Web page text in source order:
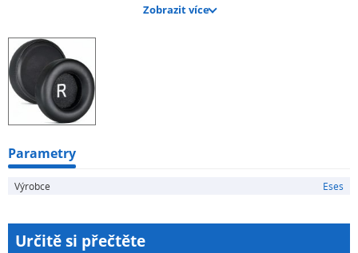
Balíček obsahuje jeden pár náušníků.
Zobrazit více
Parametry
Výrobce Eses
Určitě si přečtěte